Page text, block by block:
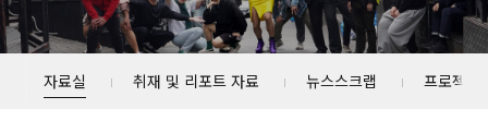
자료실 취재 및 리포트 자료 뉴스스크랩 프로젝트